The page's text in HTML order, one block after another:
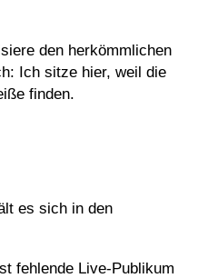
den herkömmlichen
Ich sitze hier, weil die
finden.
es sich in den
fehlende Live-Publikum